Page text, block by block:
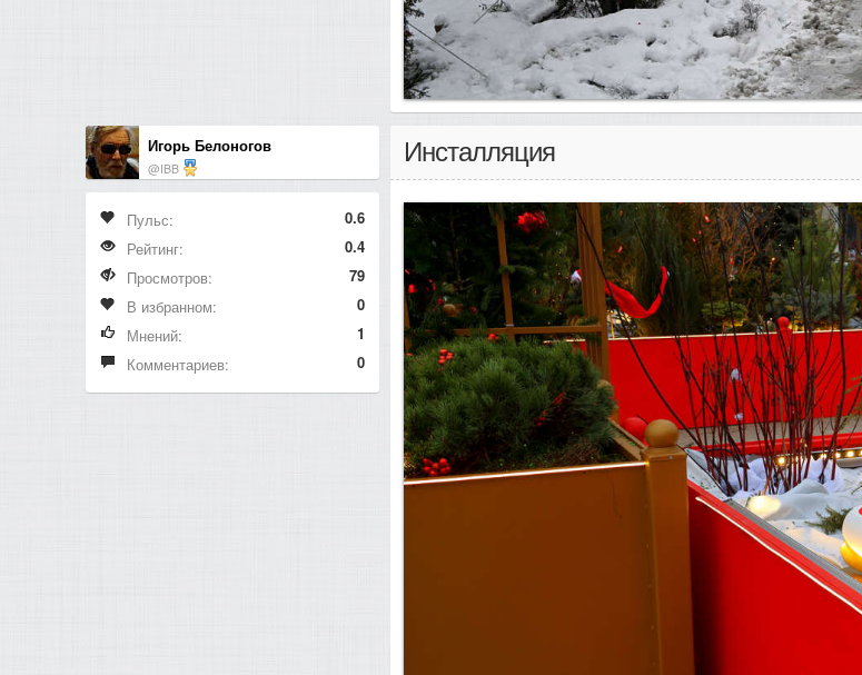
Игорь Белоногов
@IBB
Пульс:
0.6
Рейтинг:
0.4
Просмотров:
79
В избранном:
0
Мнений:
1
Комментариев:
0
Инсталляция